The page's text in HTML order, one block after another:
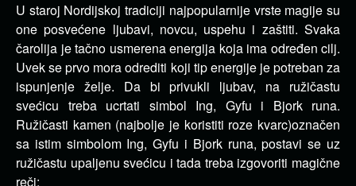
U staroj Nordijskoj tradiciji najpopularnije vrste magije su
one posvećene ljubavi, novcu, uspehu i zaštiti. Svaka
čarolija je tačno usmerena energija koja ima određen cilj.
Uvek se prvo mora odrediti koji tip energije je potreban za
ispunjenje želje. Da bi privukli ljubav, na ružičastu
svećicu treba ucrtati simbol Ing, Gyfu i Bjork runa.
Ružičasti kamen (najbolje je koristiti roze kvarc)označen
sa istim simbolom Ing, Gyfu i Bjork runa, postavi se uz
ružičastu upaljenu svećicu i tada treba izgovoriti magične
reči: